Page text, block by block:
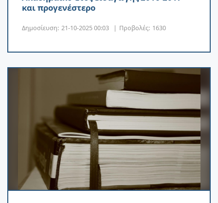
και προγενέστερο
Δημοσίευση: 21-10-2025 00:03 | Προβολές: 1630